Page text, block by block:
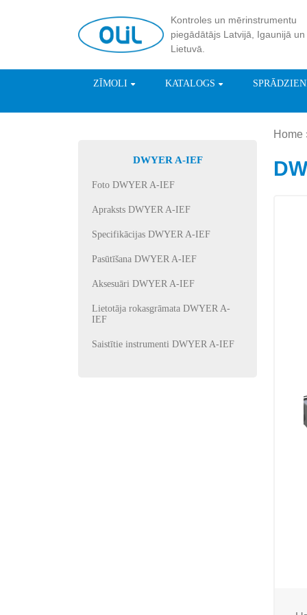
Kontroles un mērinstrumentu
piegādātājs Latvijā, Igaunijā un
Lietuvā.
ZĪMOLI KATALOGS
DWYER A-IEF
Foto DWYER A-IEF
Apraksts DWYER A-IEF
Specifikācijas DWYER A-IEF
Pasūtīšana DWYER A-IEF
Aksesuāri DWYER A-IEF
Lietotāja rokasgrāmata DWYER A-
IEF
Saistītie instrumenti DWYER A-IEF
Home